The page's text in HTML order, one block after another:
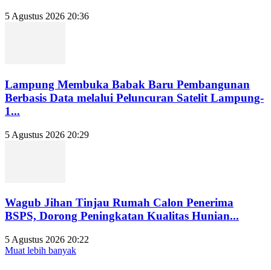
5 Agustus 2026 20:36
Lampung Membuka Babak Baru Pembangunan
Berbasis Data melalui Peluncuran Satelit Lampung-
1...
5 Agustus 2026 20:29
Wagub Jihan Tinjau Rumah Calon Penerima
BSPS, Dorong Peningkatan Kualitas Hunian...
5 Agustus 2026 20:22
Muat lebih banyak